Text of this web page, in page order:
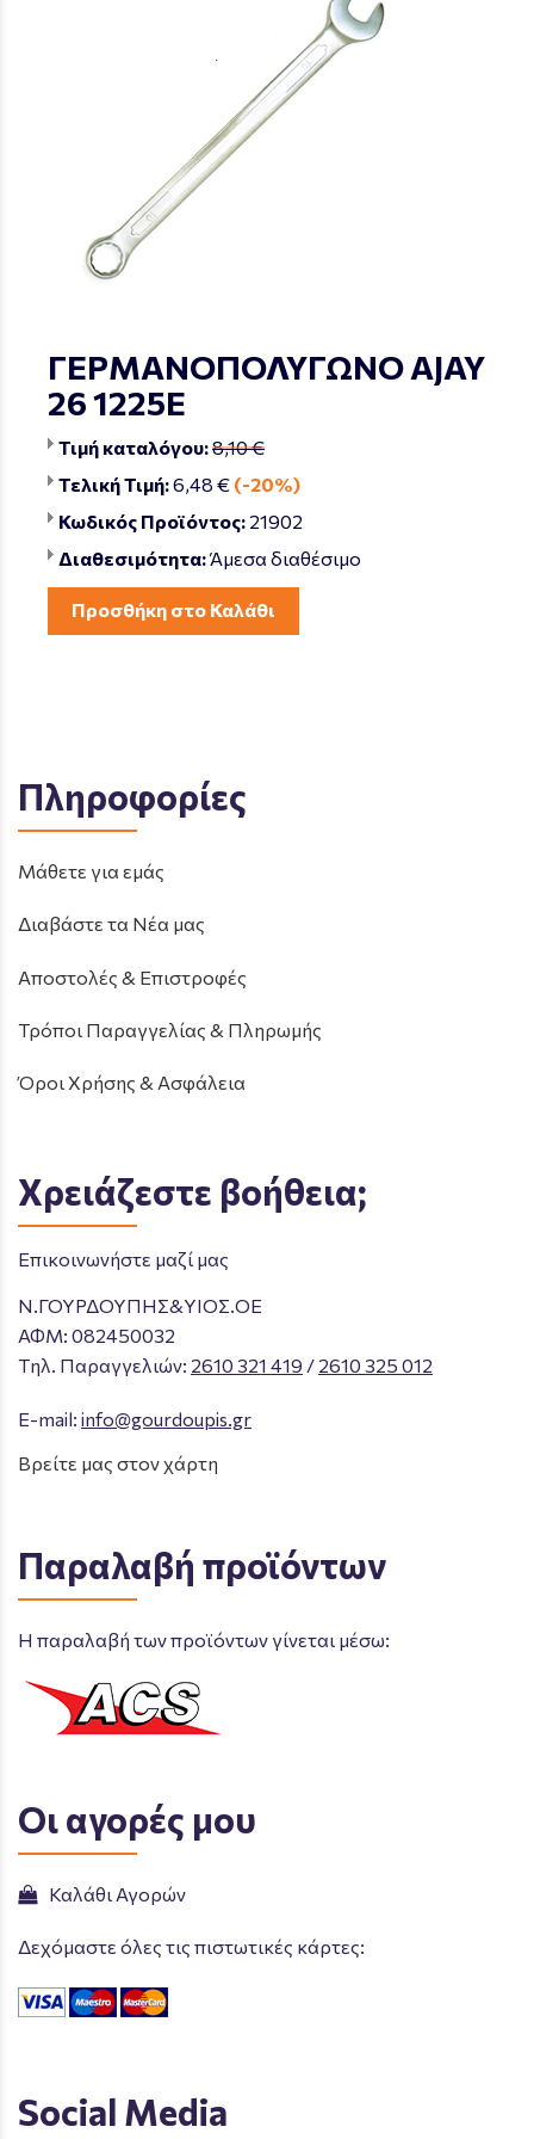
ΓΕΡΜΑΝΟΠΟΛΥΓΩΝΟ AJAY
26 1225Ε
Τιμή καταλόγου:8,10 €
Τελική Τιμή:6,48 € (-20%)
Κωδικός Προϊόντος: 21902
Διαθεσιμότητα:Άμεσα διαθέσιμο
Προσθήκη στο Καλάθι
Πληροφορίες
Μάθετε για εμάς
Διαβάστε τα Νέα μας
Αποστολές & Επιστροφές
Τρόποι Παραγγελίας & Πληρωμής
Όροι Χρήσης & Ασφάλεια
Χρειάζεστε βοήθεια;
Επικοινωνήστε μαζί μας
Ν.ΓΟΥΡΔΟΥΠΗΣ&ΥΙΟΣ.ΟΕ
ΑΦΜ: 082450032
Tηλ. Παραγγελιών: 2610 321 419 / 2610 325 012
E-mail: info@gourdoupis.gr
Βρείτε μας στον χάρτη
Παραλαβή προϊόντων
Η παραλαβή των προϊόντων γίνεται μέσω:
Οι αγορές μου
Καλάθι Αγορών
Δεχόμαστε όλες τις πιστωτικές κάρτες:
Social Media